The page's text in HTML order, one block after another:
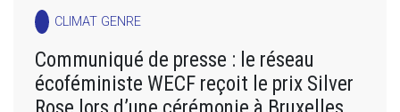
CLIMAT GENRE
Communiqué de presse : le réseau
écoféministe WECF reçoit le prix Silver